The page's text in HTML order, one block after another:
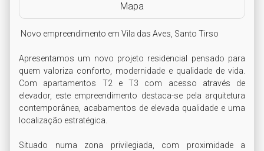
Mapa
Novo empreendimento em Vila das Aves, Santo Tirso
Apresentamos um novo projeto residencial pensado para
quem valoriza conforto, modernidade e qualidade de vida.
Com apartamentos T2 e T3 com acesso através de
elevador, este empreendimento destaca-se pela arquitetura
contemporânea, acabamentos de elevada qualidade e uma
localização estratégica.
Situado numa zona privilegiada, com proximidade a